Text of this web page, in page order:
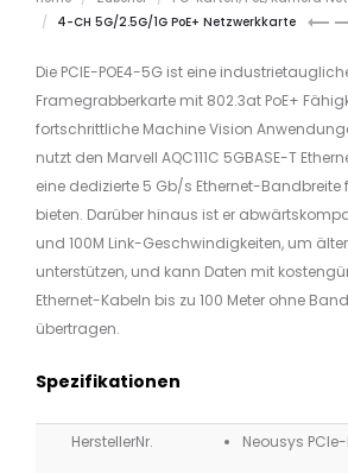
4-CH 5G/2.5G/1G PoE+ Netzwerkkarte
10G/
T
4-
Die PCIE-POE4-5G ist eine
Framegrabberkarte mit 802.3at PoE+
fortschrittliche Machine Vision
nutzt den Marvell AQC111C 5GBASE-T
eine dedizierte 5 Gb/s Ethernet-Bandbreite
bieten. Darüber hinaus ist er
und 100M Link-Geschwindigkeiten, um
unterstützen, und kann Daten mit
Ethernet-Kabeln bis zu 100 Meter ohne
übertragen.
Spezifikationen
HerstellerNr. Neousys